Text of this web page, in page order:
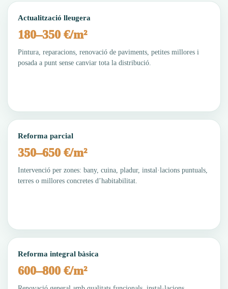
Actualització lleugera
180–350 €/m²
Pintura, reparacions, renovació de paviments, petites millores i
posada a punt sense canviar tota la distribució.
Reforma parcial
350–650 €/m²
Intervenció per zones: bany, cuina, pladur, instal·lacions puntuals,
terres o millores concretes d’habitabilitat.
Reforma integral bàsica
600–800 €/m²